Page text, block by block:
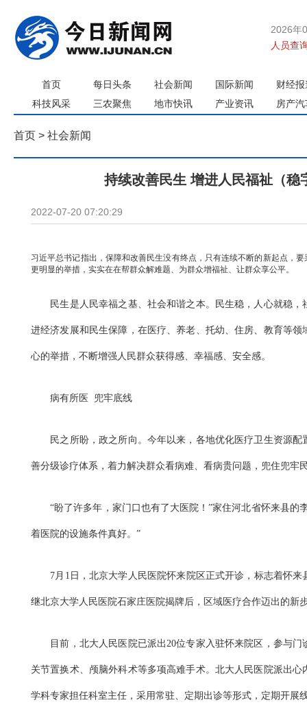
2026年
人员查
首页 每日头条 社会新闻 国际新闻
财经报
科技风采
三农聚焦 地市快讯 产业资讯 房产汽
首页 > 社会新闻
持续改善民生 增进人民福祉（稳
2022-07-20 07:20:29
习近平总书记指出，保障和改善民生没有终点，只有连续不断的新起点，
更明显的举措，实实在在帮群众解难题、为群众增福祉、让群众享公平。
民生是人民幸福之基、社会和谐之本。民生稳，人心就稳，
进经济发展和民生保障，在医疗、养老、托幼、住房、教育等
心的举措，不断增强人民群众获得感、幸福感、安全感。
病有所医 兜牢底线
民之所盼，政之所向。今年以来，各地优化医疗卫生资源配
善分级诊疗体系，着力解决群众看病难、看病贵问题，兜住兜牢
“盼了许多年，家门口也有了大医院！”家住河北省怀来县的
着医院的设施条件真好。”
7月1日，北京大学人民医院怀来院区正式开诊，标志着怀来
继北京大学人民医院石家庄医院揭牌后，区域医疗合作迈出的新
目前，北大人民医院已派出20位专家入驻怀来院区，参与门
关节置换术、颅脑外科术等多项高难手术。北大人民医院派出
学科专家担任科室主任，采用常驻、定期出诊等形式，定期开展